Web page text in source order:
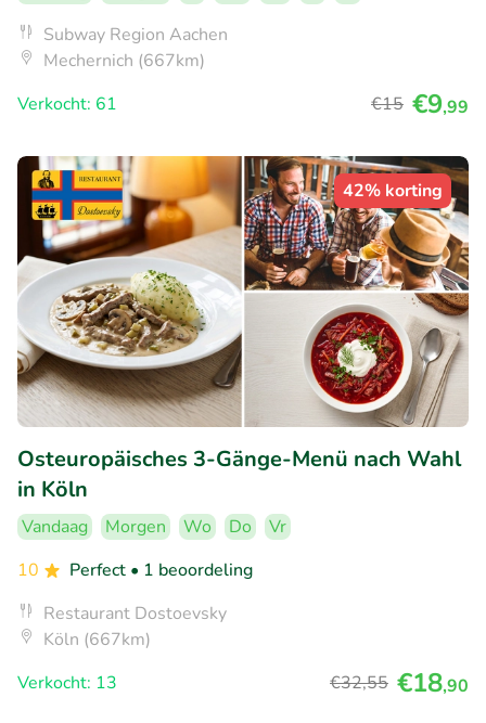
Subway Region Aachen
Mechernich (667km)
Verkocht: 61
€15 €9,99
42% korting
Osteuropäisches 3-Gänge-Menü nach Wahl
in Köln
Vandaag Morgen Wo Do
Vr
10
Perfect • 1 beoordeling
Restaurant Dostoevsky
Köln (667km)
Verkocht: 13
€32,55 €18,90